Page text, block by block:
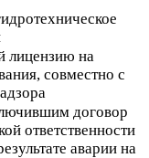
лицензию на
совместно с
договор
ответственности
аварии на